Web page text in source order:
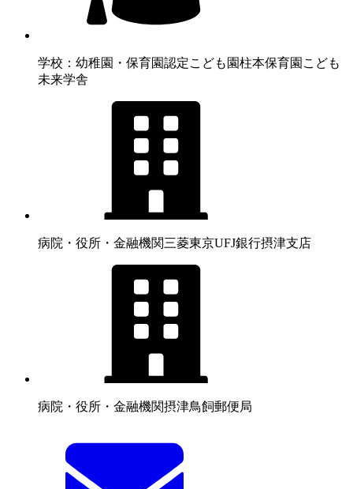
学校：幼稚園・保育園認定こども園柱本保育園こども
未来学舎
病院・役所・金融機関三菱東京UFJ銀行摂津支店
病院・役所・金融機関摂津鳥飼郵便局